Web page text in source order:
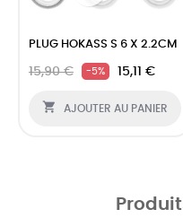
PLUG HOKASS S 6 X 2.2CM
15,90 € -5% 15,11 €
 AJOUTER AU PANIER